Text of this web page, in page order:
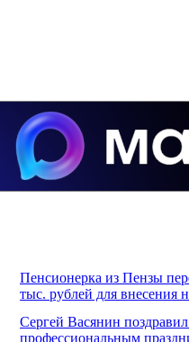
Пенсионерка из Пензы
тыс. рублей для внесения
Сергей Васянин
профессиональным